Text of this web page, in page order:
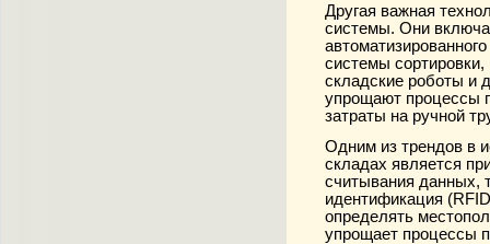
Другая важная
системы. Они
системы сортировки,
складские роботы и
упрощают процессы
затраты на ручной
Одним из трендов в
складах является
считывания данных,
идентификация
определять
упрощает процессы